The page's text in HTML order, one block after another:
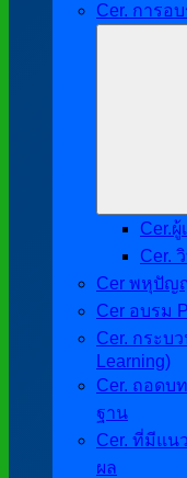
Cer. การอ
Cer.
Cer.
Cer พหุปัญ
Cer อบรม
Cer. กระบ
Learning)
Cer. ถอดบ
ฐาน
Cer. ที่มีแน
ผล